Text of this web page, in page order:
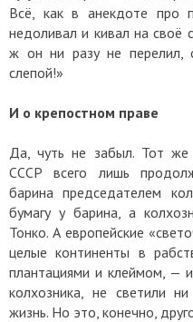
Всё, как в анекдоте про
недоливал и кивал на своё
ж он ни разу не перелил,
слепой!»
И о крепостном праве
Да, чуть не забыл. Тот
СССР всего лишь
барина председателем
бумагу у барина, а
Тонко. А европейские
целые континенты в
плантациями и клеймом, —
колхозника, не светили
жизнь. Но это, конечно,